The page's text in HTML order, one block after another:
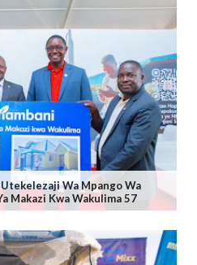
Wa Mpango Wa
Makazi Kwa Wakulima 57